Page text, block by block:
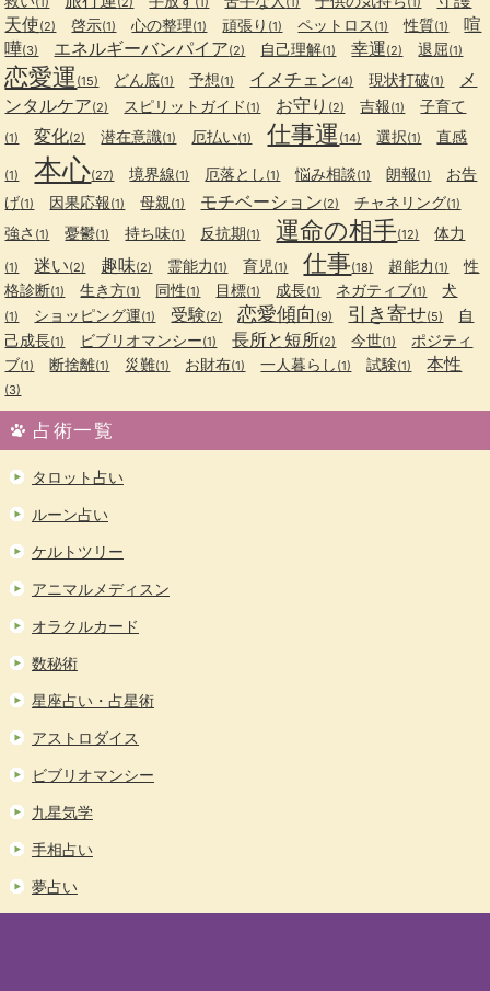
天使(2) 啓示(1) 心の整理(1) 頑張り (1) ペットロス (1) 性質(1)
喧
嘩(3) エネルギーバンパイア(2) 自己理解(1) 幸運(2) 退屈(1)
恋愛運 (15) どん底(1) 予想(1) イメチェン(4) 現状打破(1)
メ
ンタルケア(2) スピリットガイド (1) お守り (2) 吉報(1) 子育て
(1) 変化(2) 潜在意識(1) 厄払い(1) 仕事運 (14) 選択(1) 直感
(1) 本心(27) 境界線(1) 厄落とし (1) 悩み相談(1) 朗報(1)
お告
げ(1) 因果応報(1) 母親(1) モチベーション(2) チャネリング(1)
強さ (1) 憂鬱(1) 持ち味(1) 反抗期(1) 運命の相手(12) 体力
(1) 迷い(2) 趣味(2) 霊能力 (1) 育児 (1) 仕事(18) 超能力 (1)
性
格診断(1) 生き方(1) 同性(1) 目標(1) 成長(1) ネガティブ(1) 犬
(1) ショッピング運(1) 受験(2) 恋愛傾向 (9) 引き寄せ(5)
自
己成長(1) ビブリオマンシー(1) 長所と短所(2) 今世(1)
ポジティ
ブ(1) 断捨離(1) 災難(1) お財布(1) 一人暮らし (1) 試験(1) 本性
(3)
占術一覧
タロット占い
ルーン占い
ケルトツリー
アニマルメディスン
オラクルカード
数秘術
星座占い・占星術
アストロダイス
ビブリオマンシー
九星気学
手相占い
夢占い